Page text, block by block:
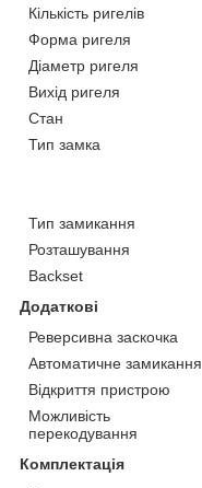
Кількість ригелів
Форма ригеля
Діаметр ригеля
Вихід ригеля
Стан
Тип замка
Тип замикання
Розташування
Backset
Додаткові
Реверсивна заскочка
Автоматичне замикання
Відкриття пристрою
Можливість
перекодування
Комплектація